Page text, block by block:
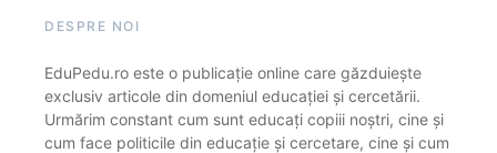
DESPRE NOI
EduPedu.ro este o publicație online care găzduiește
exclusiv articole din domeniul educației și cercetării.
Urmărim constant cum sunt educați copiii noștri, cine și
cum face politicile din educație și cercetare, cine și cum